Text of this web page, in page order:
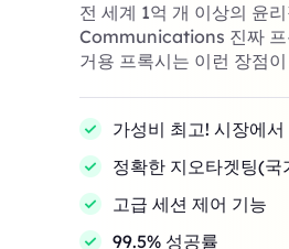
전 세계 1억 개 이상의 윤
Communications 진짜 프
거용 프록시는 이런 장점
가성비 최고! 시장에
정확한 지오타겟팅(
고급 세션 제어 기능
99.5% 성공률